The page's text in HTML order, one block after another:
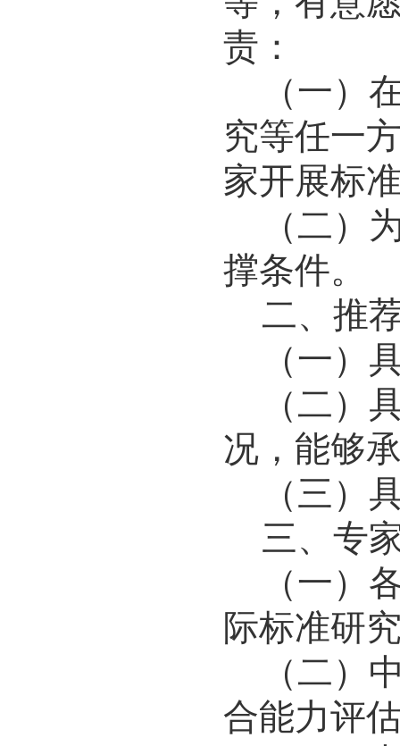
责：
（一）
究等任一
家开展标
（二）
撑条件。
二、 推
（一）
（二）
况，能够
（三）
三、 专
（一）
际标准研
（二）
合能力评